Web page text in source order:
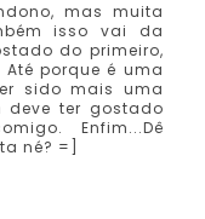
mas muita
isso vai da
do primeiro,
porque é uma
sido mais uma
ter gostado
Enfim...Dê
né? =]